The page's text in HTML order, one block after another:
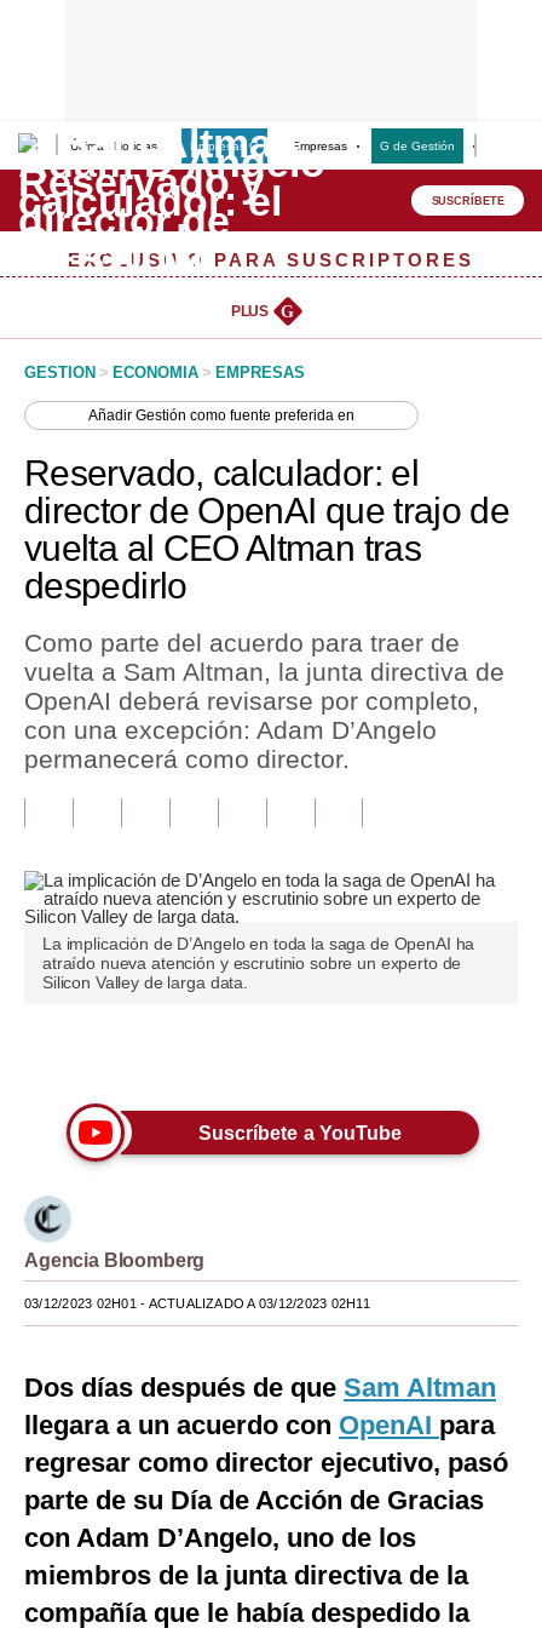
Últimas Noticias Empresas G Empresas G de Gestión
Lo último
Peru Quiosco
Management & Empleo
Perú
Política
Tu Dinero
Finanzas Personales
Inmobiliarias
Plus G
Editorial
Pregunta de hoy
Blogs
Tendencias
Moda
Estilos
Mundo
EEUU
México
Tecnología
Club del Suscriptor
G de Gestión
SUSCRÍBETE
EXCLUSIVO PARA SUSCRIPTORES
PLUS G
GESTION > ECONOMIA > EMPRESAS
AñadirGestión como fuente preferida en
Reservado, calculador: el
director de OpenAI que trajo de
vuelta al CEO Altman tras
despedirlo
Como parte del acuerdo para traer de
vuelta a Sam Altman, la junta directiva de
OpenAI deberá revisarse por completo,
con una excepción: Adam D’Angelo
permanecerá como director.
La implicación de D’Angelo en toda la saga de OpenAI ha
atraído nueva atención y escrutinio sobre un experto de
Silicon Valley de larga data.
Suscríbete a YouTube
Agencia Bloomberg
03/12/2023 02H01 - ACTUALIZADO A 03/12/2023 02H11
Dos días después de que Sam Altman
llegara a un acuerdo con OpenAI para
regresar como director ejecutivo, pasó
parte de su Día de Acción de Gracias
con Adam D’Angelo, uno de los
miembros de la junta directiva de la
compañía que le había despedido la